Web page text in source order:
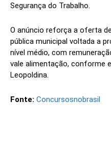
Segurança do Trabalho.
O anúncio reforça a oferta
pública municipal voltada a
nível médio, com
vale alimentação, conforme
Leopoldina.
Fonte: Concursosnobrasil